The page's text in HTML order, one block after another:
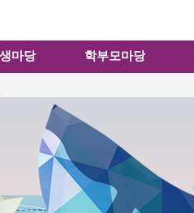
마당 학부모마당